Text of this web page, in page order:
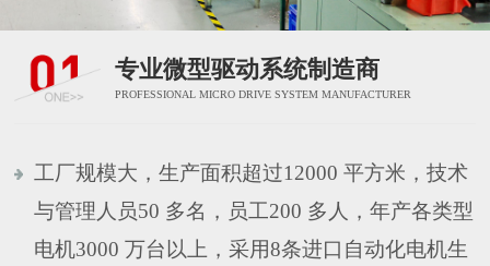
专业微型驱动系统制造商
PROFESSIONAL MICRO DRIVE SYSTEM MANUFACTURER
工厂规模大，生产面积超过12000 平方米，技术
与管理人员50 多名，员工200 多人，年产各类型
电机3000 万台以上，采用8条进口自动化电机生